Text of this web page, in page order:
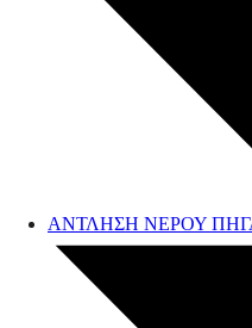
ΑΝΤΛΗΣΗ ΝΕΡΟΥ